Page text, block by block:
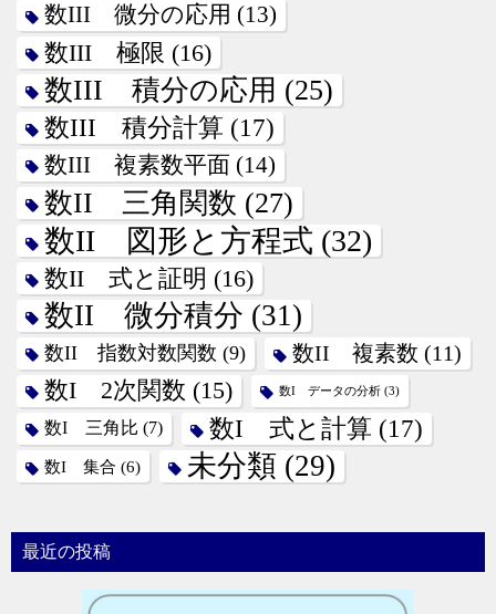
数III 微分の応用 (13)
数III 極限 (16)
数III 積分の応用 (25)
数III 積分計算 (17)
数III 複素数平面 (14)
数II 三角関数 (27)
数II 図形と方程式 (32)
数II 式と証明 (16)
数II 微分積分 (31)
数II 指数対数関数 (9) 数II 複素数 (11)
数I 2次関数 (15) 数I データの分析 (3)
数I 三角比 (7) 数I 式と計算 (17)
数I 集合 (6) 未分類 (29)
最近の投稿